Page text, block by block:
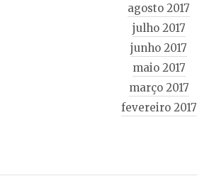
agosto 2017
julho 2017
junho 2017
maio 2017
março 2017
fevereiro 2017